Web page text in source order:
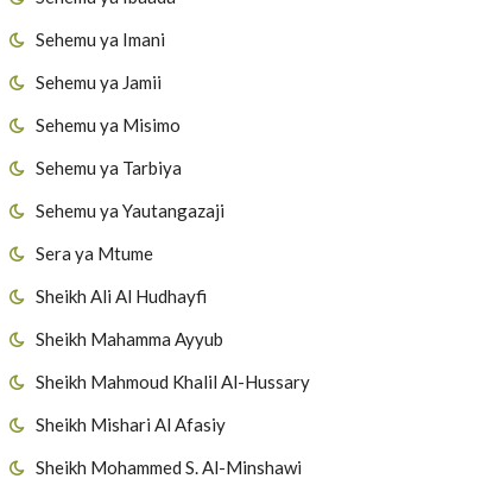
Sehemu ya Imani
Sehemu ya Jamii
Sehemu ya Misimo
Sehemu ya Tarbiya
Sehemu ya Yautangazaji
Sera ya Mtume
Sheikh Ali Al Hudhayfi
Sheikh Mahamma Ayyub
Sheikh Mahmoud Khalil Al-Hussary
Sheikh Mishari Al Afasiy
Sheikh Mohammed S. Al-Minshawi